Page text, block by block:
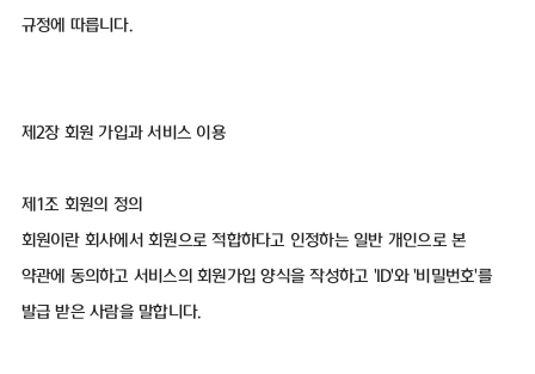
규정에 따릅니다.
제2장 회원 가입과 서비스 이용
제1조 회원의 정의
회원이란 회사에서 회원으로 적합하다고 인정하는 일반 개인으로 본
약관에 동의하고 서비스의 회원가입 양식을 작성하고 'ID'와 '비밀번호'를
발급 받은 사람을 말합니다.